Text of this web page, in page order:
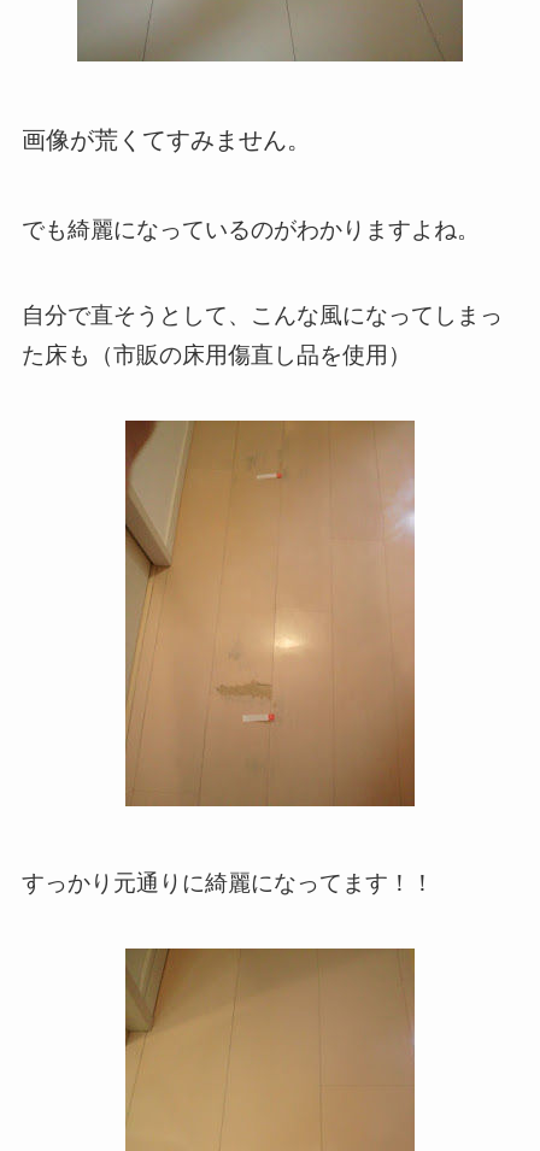
画像が荒くてすみません。
でも綺麗になっているのがわかりますよね。
自分で直そうとして、こんな風になってしまっ
た床も（市販の床用傷直し品を使用）
すっかり元通りに綺麗になってます！！